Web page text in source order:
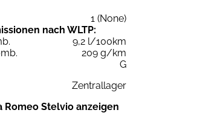
1 (None)
nach WLTP:
9,2 l/100km
209 g/km
G
Zentrallager
Romeo Stelvio anzeigen